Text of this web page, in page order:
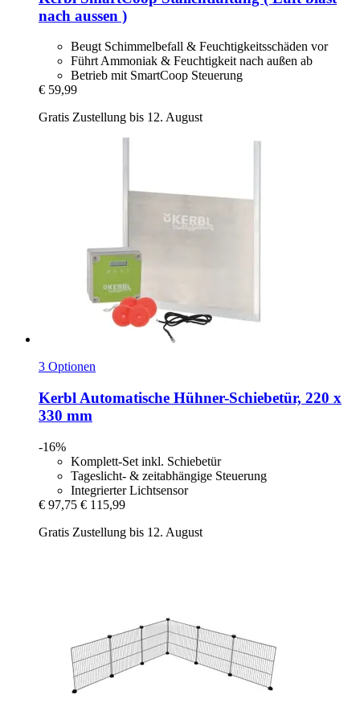
nach aussen )
Beugt Schimmelbefall & Feuchtigkeitsschäden vor
Führt Ammoniak & Feuchtigkeit nach außen ab
Betrieb mit SmartCoop Steuerung
€ 59,99
Gratis Zustellung bis 12. August
3 Optionen
Kerbl Automatische Hühner-​Schiebetür, 220 x
330 mm
-16%
Komplett-Set inkl. Schiebetür
Tageslicht- & zeitabhängige Steuerung
Integrierter Lichtsensor
€ 97,75 € 115,99
Gratis Zustellung bis 12. August